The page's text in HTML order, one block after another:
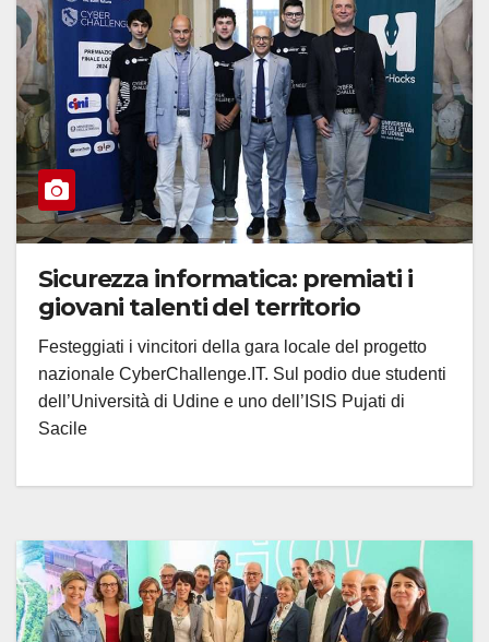
Sicurezza informatica: premiati i
giovani talenti del territorio
Festeggiati i vincitori della gara locale del progetto
nazionale CyberChallenge.IT. Sul podio due studenti
dell’Università di Udine e uno dell’ISIS Pujati di
Sacile